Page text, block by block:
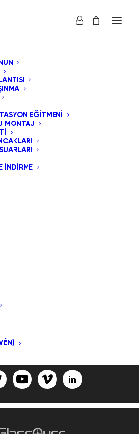
EĞITMENI
MONTAJ
İNDIRME
Bulvarı Batı Hollywood, CA
Birleşik Devletleri.
| support@glassouse.com
OLUN/BIZI TAKIP